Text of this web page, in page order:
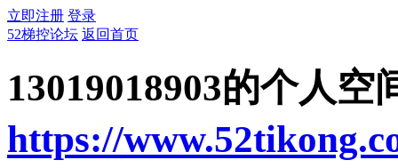
立即注册 登录
52梯控论坛 返回首页
13019018903的个人空
https://